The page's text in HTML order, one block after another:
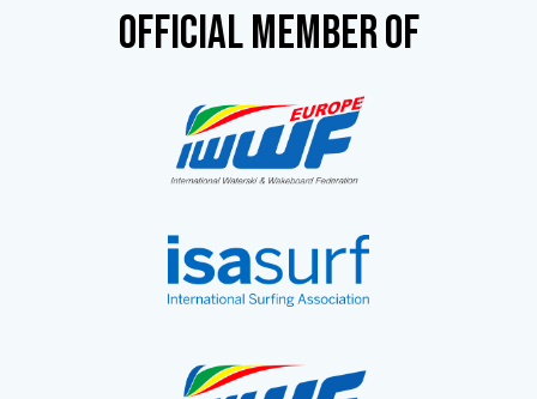
OFFICIAL MEMBER OF